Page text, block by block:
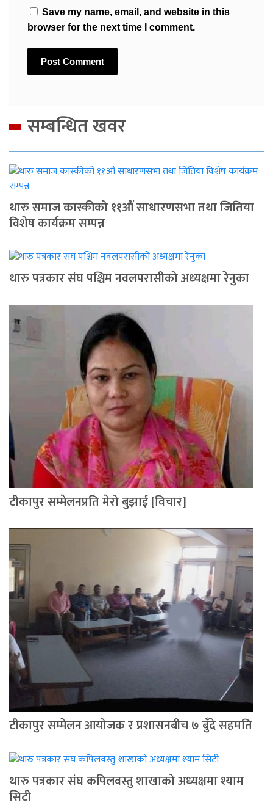
Save my name, email, and website in this
browser for the next time I comment.
सम्बन्धित खवर
थारु समाज कास्कीको ११औं साधारणसभा तथा जितिया
विशेष कार्यक्रम सम्पन्न
थारु पत्रकार संघ पश्चिम नवलपरासीको अध्यक्षमा रेनुका
टीकापुर सम्मेलनप्रति मेरो बुझाई [विचार]
टीकापुर सम्मेलन आयोजक र प्रशासनबीच ७ बुँदे सहमति
थारु पत्रकार संघ कपिलवस्तु शाखाको अध्यक्षमा श्याम
सिटी